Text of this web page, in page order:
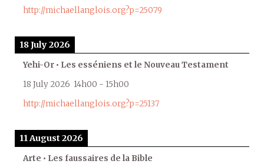
http://michaellanglois.org?p=25079
18 July 2026
Yehi-Or • Les esséniens et le Nouveau Testament
18 July 2026 14h00 - 15h00
http://michaellanglois.org?p=25137
11 August 2026
Arte • Les faussaires de la Bible